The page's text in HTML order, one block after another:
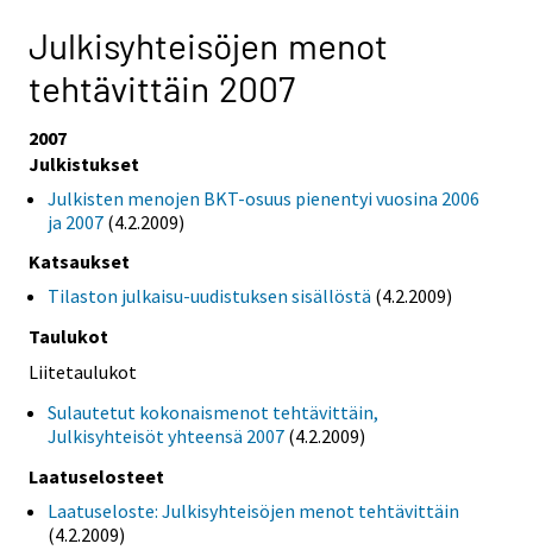
Julkisyhteisöjen menot
tehtävittäin 2007
2007
Julkistukset
Julkisten menojen BKT-osuus pienentyi vuosina 2006
ja 2007 (4.2.2009)
Katsaukset
Tilaston julkaisu-uudistuksen sisällöstä (4.2.2009)
Taulukot
Liitetaulukot
Sulautetut kokonaismenot tehtävittäin,
Julkisyhteisöt yhteensä 2007 (4.2.2009)
Laatuselosteet
Laatuseloste: Julkisyhteisöjen menot tehtävittäin
(4.2.2009)